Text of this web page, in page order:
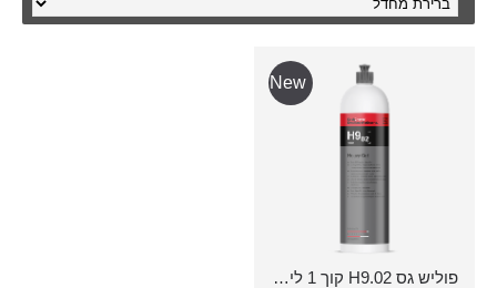
New
פוליש גס H9.02 קוך 1 ליטר